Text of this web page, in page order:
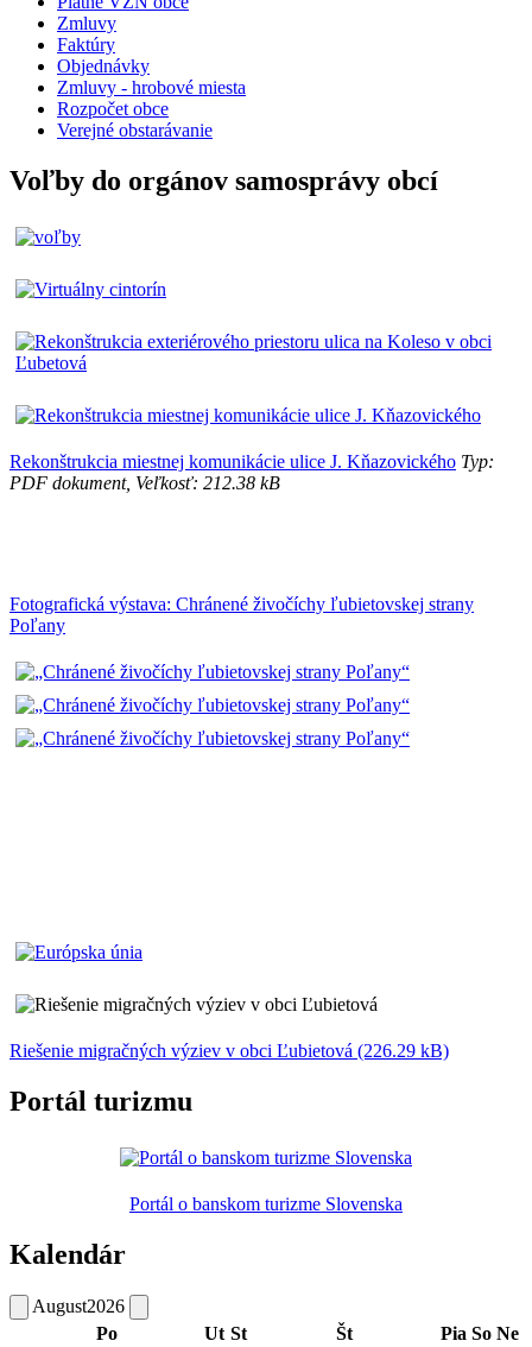
Zmluvy
Faktúry
Objednávky
Zmluvy - hrobové miesta
Rozpočet obce
Verejné obstarávanie
Voľby do orgánov samosprávy obcí
Rekonštrukcia miestnej komunikácie ulice J. Kňazovického Typ:
PDF dokument, Veľkosť: 212.38 kB
Fotografická výstava: Chránené živočíchy ľubietovskej strany
Poľany
Riešenie migračných výziev v obci Ľubietová (226.29 kB)
Portál turizmu
Portál o banskom turizme Slovenska
Kalendár
August2026
Po
Ut St Št Pia So Ne